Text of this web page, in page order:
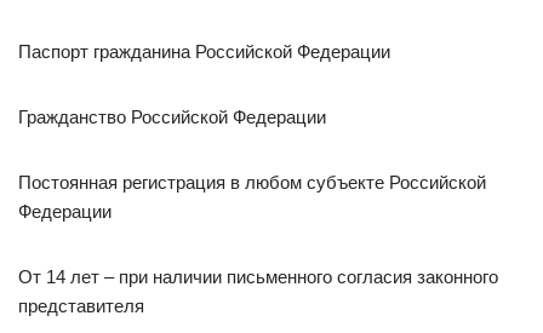
Паспорт гражданина Российской Федерации
Гражданство Российской Федерации
Постоянная регистрация в любом субъекте Российской
Федерации
От 14 лет – при наличии письменного согласия законного
представителя